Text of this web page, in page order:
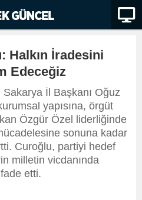
Halkın İradesini
Edeceğiz
İl Başkanı Oğuz
yapısına, örgüt
Özgür Özel liderliğinde
sonuna kadar
Curoğlu, partiyi hedef
milletin vicdanında
etti.